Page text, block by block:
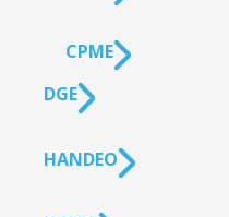
CPME
DGE
HANDEO